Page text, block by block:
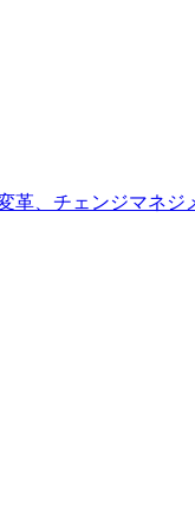
革、チェンジマネ